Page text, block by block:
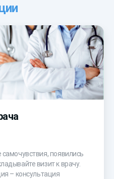
появились
визит к врачу.
– консультация